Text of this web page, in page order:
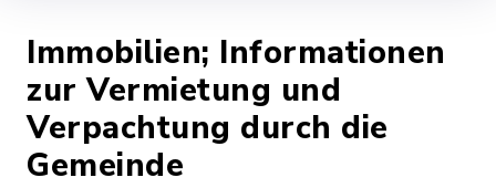
Immobilien; Informationen
zur Vermietung und
Verpachtung durch die
Gemeinde